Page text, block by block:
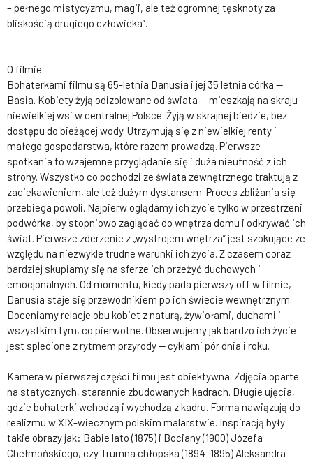
– pełnego mistycyzmu, magii, ale też ogromnej tęsknoty za
bliskością drugiego człowieka”.
O filmie
Bohaterkami filmu są 65-letnia Danusia i jej 35 letnia córka —
Basia. Kobiety żyją odizolowane od świata — mieszkają na skraju
niewielkiej wsi w centralnej Polsce. Żyją w skrajnej biedzie, bez
dostępu do bieżącej wody. Utrzymują się z niewielkiej renty i
małego gospodarstwa, które razem prowadzą. Pierwsze
spotkania to wzajemne przyglądanie się i duża nieufność z ich
strony. Wszystko co pochodzi ze świata zewnętrznego traktują z
zaciekawieniem, ale też dużym dystansem. Proces zbliżania się
przebiega powoli. Najpierw oglądamy ich życie tylko w przestrzeni
podwórka, by stopniowo zaglądać do wnętrza domu i odkrywać ich
świat. Pierwsze zderzenie z „wystrojem wnętrza” jest szokujące ze
względu na niezwykle trudne warunki ich życia. Z czasem coraz
bardziej skupiamy się na sferze ich przeżyć duchowych i
emocjonalnych. Od momentu, kiedy pada pierwszy off w filmie,
Danusia staje się przewodnikiem po ich świecie wewnętrznym.
Doceniamy relacje obu kobiet z naturą, żywiołami, duchami i
wszystkim tym, co pierwotne. Obserwujemy jak bardzo ich życie
jest splecione z rytmem przyrody — cyklami pór dnia i roku.
Kamera w pierwszej części filmu jest obiektywna. Zdjęcia oparte
na statycznych, starannie zbudowanych kadrach. Długie ujęcia,
gdzie bohaterki wchodzą i wychodzą z kadru. Formą nawiązują do
realizmu w XIX-wiecznym polskim malarstwie. Inspiracją były
takie obrazy jak: Babie lato (1875) i Bociany (1900) Józefa
Chełmońskiego, czy Trumna chłopska (1894–1895) Aleksandra